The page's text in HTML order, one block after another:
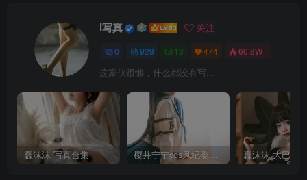
i写真 关注
0 929 13 474 60.8W+
这家伙很懒，什么都没有写...
蠢沫沫 写真合集 樱井宁宁cos风纪委员写真套图